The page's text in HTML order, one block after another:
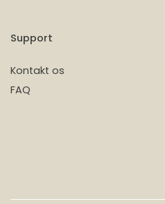
Support
Kontakt os
FAQ